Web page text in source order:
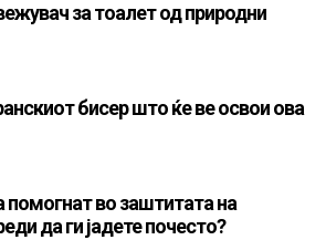
за тоалет од природни
бисер што ќе ве освои ова
во заштитата на
да ги јадете почесто?